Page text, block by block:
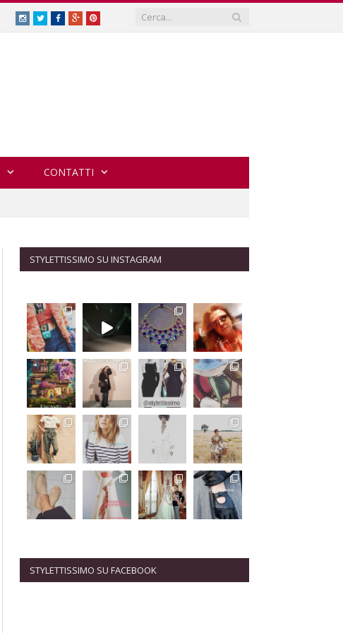
Instagram
TwitterFacebook
Google
Plus
Pinterest
CONTATTI
STYLETTISSIMO SU INSTAGRAM
STYLETTISSIMO SU FACEBOOK